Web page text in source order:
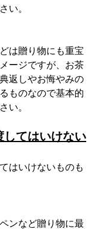
い。
は贈り物にも重宝
ージですが、お茶
返しやお悔やみの
ものなので基本的
い。
してはいけない
はいけないものも
ンなど贈り物に最